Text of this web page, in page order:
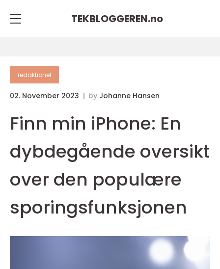
TEKBLOGGEREN.no
redaktionel
02. November 2023 by Johanne Hansen
Finn min iPhone: En
dybdegående oversikt
over den populære
sporingsfunksjonen